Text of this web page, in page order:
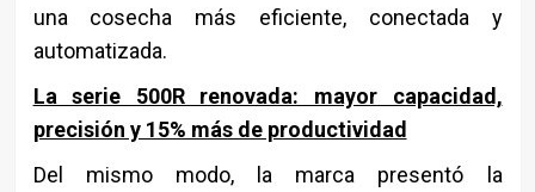
una cosecha más eficiente, conectada y
automatizada.
La serie 500R renovada: mayor capacidad,
precisión y 15% más de productividad
Del mismo modo, la marca presentó la